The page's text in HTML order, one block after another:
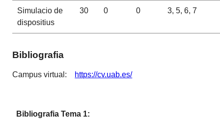
Simulacio de
dispositius
30 0 0 3, 5, 6, 7
Bibliografia
Campus virtual: https://cv.uab.es/
Bibliografia Tema 1: